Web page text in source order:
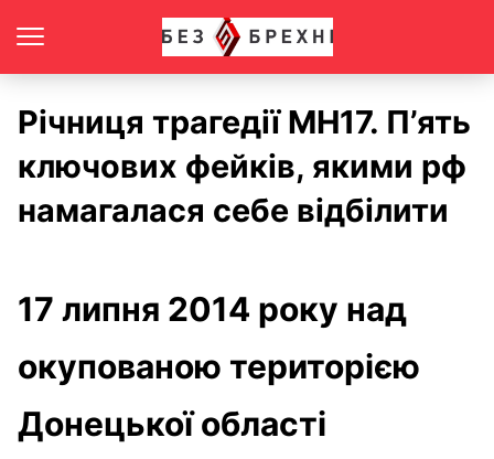
Річниця трагедії МН17. П’ять
ключових фейків, якими рф
намагалася себе відбілити
17 липня 2014 року над
окупованою територією
Донецької області